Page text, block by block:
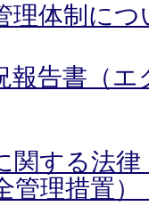
理体制に
報告書（
関する法
管理措置